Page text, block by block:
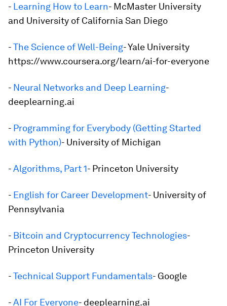
- Learning How to Learn- McMaster University
and University of California San Diego
-The Science of Well-Being- Yale University
https://www.coursera.org/learn/ai-for-everyone
- Neural Networks and Deep Learning-
deeplearning.ai
- Programming for Everybody (Getting Started
with Python)- University of Michigan
-Algorithms, Part 1- Princeton University
- English for Career Development- University of
Pennsylvania
- Bitcoin and Cryptocurrency Technologies-
Princeton University
-Technical Support Fundamentals- Google
-AI For Everyone- deeplearning.ai